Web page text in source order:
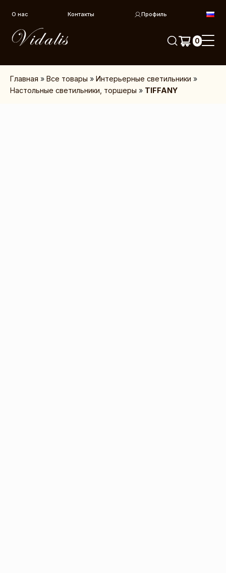
О нас Контакты Профиль
0
Главная »Все товары »Интерьерные светильники »
Настольные светильники, торшеры » TIFFANY